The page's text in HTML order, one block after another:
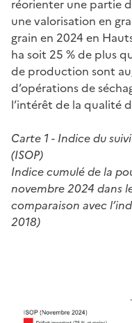
réorienter une partie
une valorisation en
grain en 2024 en
ha soit 25 % de plus
de production sont
d’opérations de
l’intérêt de la qualité
Carte 1 - Indice du
(ISOP)
Indice cumulé de la
novembre 2024 dans
comparaison avec
2018)